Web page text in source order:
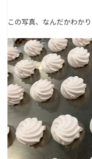
この写真、なんだかわか